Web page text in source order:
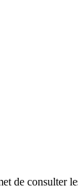
de consulter